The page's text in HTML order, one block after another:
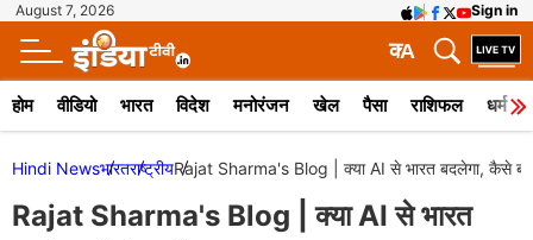
August 7, 2026 Sign in
A
क
होम वीडियो भारत विदेश मनोरंजन खेल पैसा राशिफल धर्म
Hindi Newsभारतराष्ट्रीयRajat Sharma's Blog | क्या AI से भारत बदलेगा, कैसे
Rajat Sharma's Blog | क्या AI से भारत